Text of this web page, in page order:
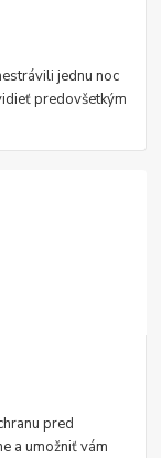
jednu noc
predovšetkým
pred
a umožniť vám